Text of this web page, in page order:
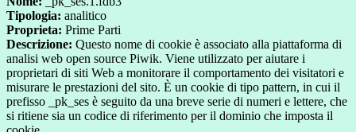
Tipologia: analitico
Proprieta: Prime Parti
Descrizione: Questo nome di cookie è associato alla piattaforma di
analisi web open source Piwik. Viene utilizzato per aiutare i
proprietari di siti Web a monitorare il comportamento dei visitatori e
misurare le prestazioni del sito. È un cookie di tipo pattern, in cui il
prefisso _pk_ses è seguito da una breve serie di numeri e lettere, che
si ritiene sia un codice di riferimento per il dominio che imposta il